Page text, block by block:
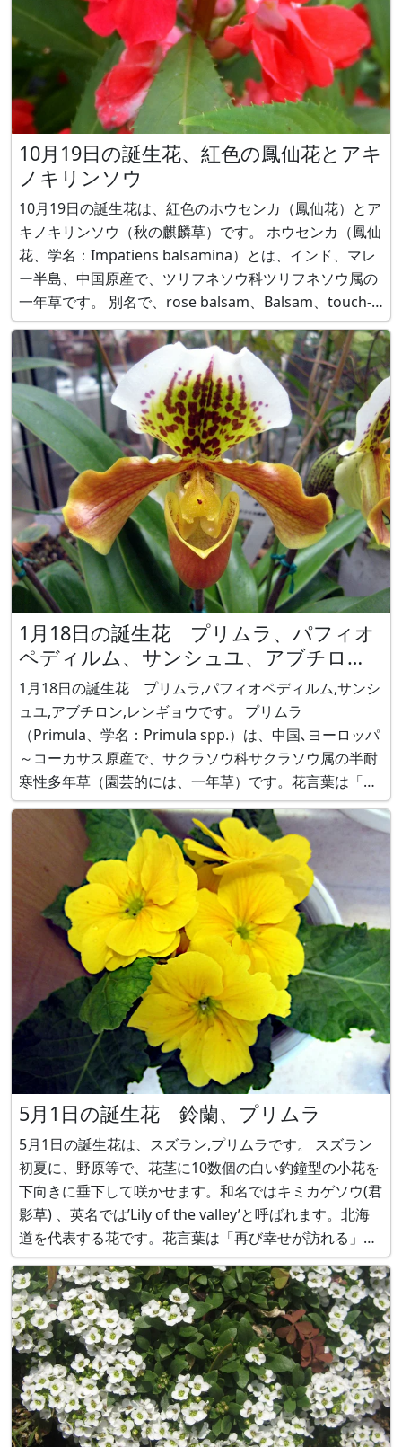
10月19日の誕生花、紅色の鳳仙花とアキ
ノキリンソウ
10月19日の誕生花は、紅色のホウセンカ（鳳仙花）とア
キノキリンソウ（秋の麒麟草）です。 ホウセンカ（鳳仙
花、学名：Impatiens balsamina）とは、インド、マレ
ー半島、中国原産で、ツリフネソウ科ツリフネソウ属の
一年草です。 別名で、rose balsam、Balsam、touch-
me-not、ツマクレナイ、てぃんさぐ（沖縄）と呼ばれ
ます。 草丈は、20～30 cm（矮性品種）、
1月18日の誕生花 プリムラ、パフィオ
ペディルム、サンシュユ、アブチロ
ン、レンギョウ
1月18日の誕生花 プリムラ,パフィオペディルム,サンシ
ュユ,アブチロン,レンギョウです。 プリムラ
（Primula、学名：Primula spp.）は、中国､ヨーロッパ
～コーカサス原産で、サクラソウ科サクラソウ属の半耐
寒性多年草（園芸的には、一年草）です。花言葉は「永
続する愛情」「神秘な心」「運命を開く」です。 パフィ
オペディルム（学名：Paphiopedilum Hybrids）は、東
5月1日の誕生花 鈴蘭、プリムラ
5月1日の誕生花は、スズラン,プリムラです。 スズラン
初夏に、野原等で、花茎に10数個の白い釣鐘型の小花を
下向きに垂下して咲かせます。和名ではキミカゲソウ(君
影草) 、英名では’Lily of the valley’と呼ばれます。北海
道を代表する花です。花言葉は「再び幸せが訪れる」で
す。 プリムラ（Primula） プリムラはサクラソウ科サク
ラソウ属の多年草です。花言葉は「永続する愛情」「